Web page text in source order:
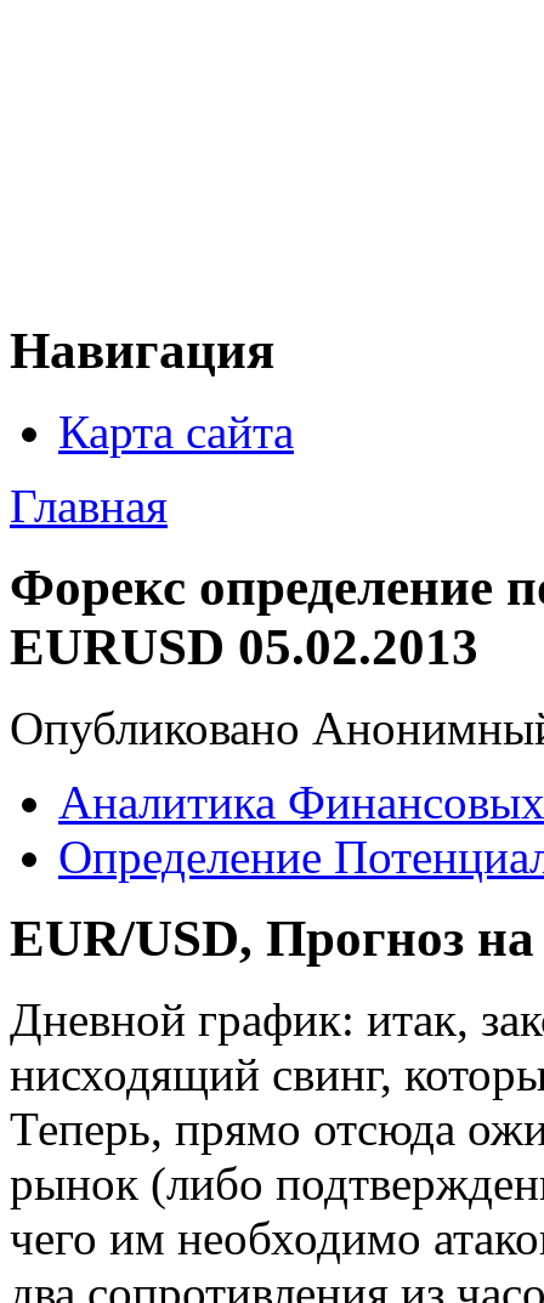
Навигация
Карта сайта
Главная
Форекс определение
EURUSD 05.02.2013
Опубликовано
Аналитика
Определение
EUR/USD, Прогноз
Дневной график: итак,
нисходящий свинг,
Теперь, прямо отсюда
рынок (либо
чего им необходимо
два сопротивления из